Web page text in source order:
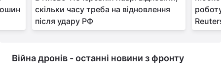
скільки часу треба на відновлення
після удару РФ
Війна дронів - останні новини з фронту